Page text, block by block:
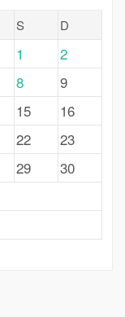
S D
1
2
8
9
15
16
22
23
29
30